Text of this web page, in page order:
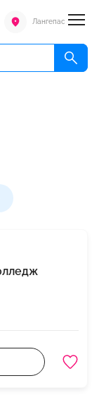
Лангепас